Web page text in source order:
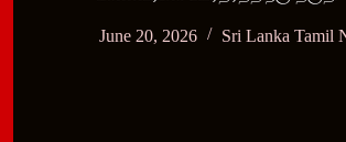
June 20, 2026 Sri Lanka Tamil